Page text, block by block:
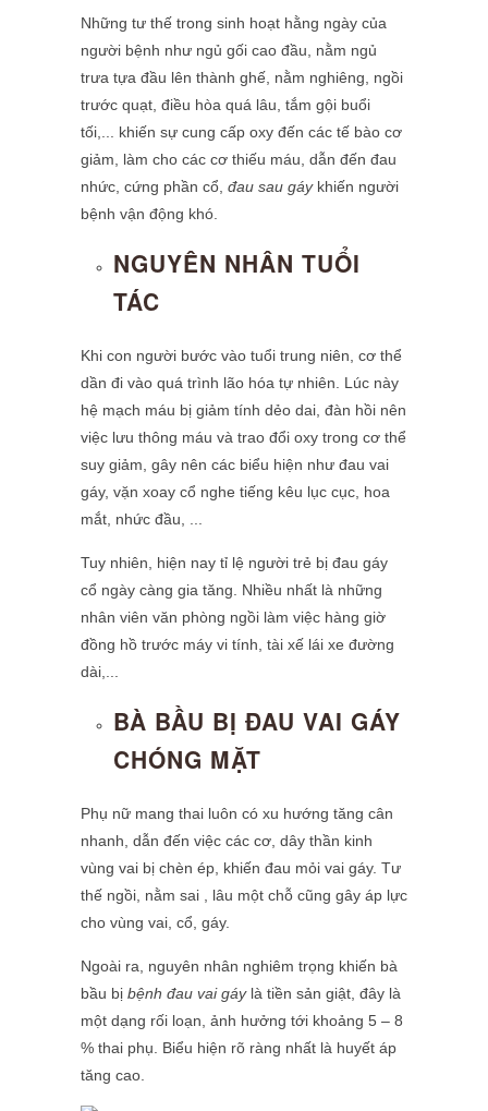
Những tư thế trong sinh hoạt hằng ngày của
người bệnh như ngủ gối cao đầu, nằm ngủ
trưa tựa đầu lên thành ghế, nằm nghiêng, ngồi
trước quạt, điều hòa quá lâu, tắm gội buổi
tối,... khiến sự cung cấp oxy đến các tế bào cơ
giảm, làm cho các cơ thiếu máu, dẫn đến đau
nhức, cứng phần cổ, đau sau gáykhiến người
bệnh vận động khó.
NGUYÊN NHÂN TUỔI
TÁC
Khi con người bước vào tuổi trung niên, cơ thể
dần đi vào quá trình lão hóa tự nhiên. Lúc này
hệ mạch máu bị giảm tính dẻo dai, đàn hồi nên
việc lưu thông máu và trao đổi oxy trong cơ thể
suy giảm, gây nên các biểu hiện như đau vai
gáy, vặn xoay cổ nghe tiếng kêu lục cục, hoa
mắt, nhức đầu, ...
Tuy nhiên, hiện nay tỉ lệ người trẻ bị đau gáy
cổ ngày càng gia tăng. Nhiều nhất là những
nhân viên văn phòng ngồi làm việc hàng giờ
đồng hồ trước máy vi tính, tài xế lái xe đường
dài,...
BÀ BẦU BỊ ĐAU VAI GÁY
CHÓNG MẶT
Phụ nữ mang thai luôn có xu hướng tăng cân
nhanh, dẫn đến việc các cơ, dây thần kinh
vùng vai bị chèn ép, khiến đau mỏi vai gáy. Tư
thế ngồi, nằm sai , lâu một chỗ cũng gây áp lực
cho vùng vai, cổ, gáy.
Ngoài ra, nguyên nhân nghiêm trọng khiến bà
bầu bị bệnh đau vai gáy là tiền sản giật, đây là
một dạng rối loạn, ảnh hưởng tới khoảng 5 – 8
% thai phụ. Biểu hiện rõ ràng nhất là huyết áp
tăng cao.